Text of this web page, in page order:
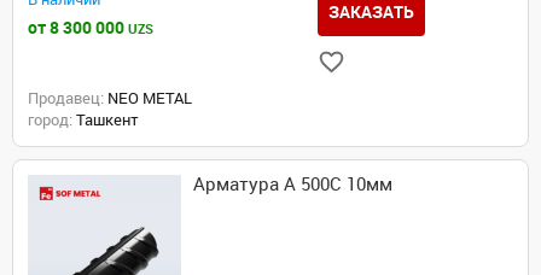
от 8 300 000 UZS
ЗАКАЗАТЬ
Продавец: NEO METAL
город: Ташкент
Арматура А 500С 10мм